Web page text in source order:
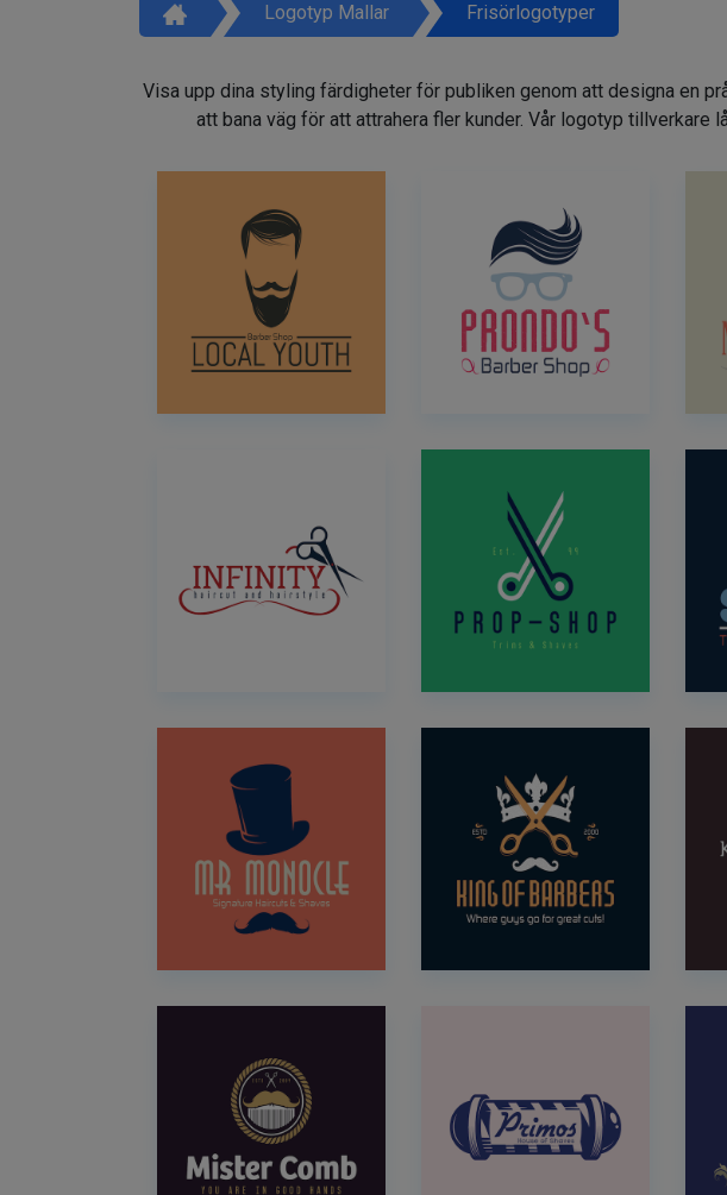
Logotyp Mallar Frisörlogotyper
Visa upp dina styling färdigheter för publiken genom att designa en
att bana väg för att attrahera fler kunder. Vår logotyp